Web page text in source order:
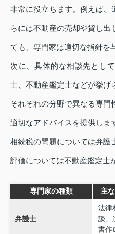
非常に役立ちます。例えば、
らには不動産の売却や貸し
ても、専門家は適切な指針を
次に、具体的な相談先とし
士、不動産鑑定士などが挙げ
それぞれの分野で異なる専門
適切なアドバイスを提供しま
相続税の問題については弁護
評価については不動産鑑定士
専門家の種類 主
弁護士
法律
談、
書作